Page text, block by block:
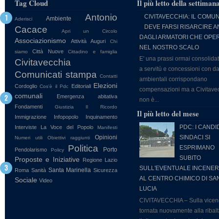
violenza,
diffamazione, ecc.) e
denunce di qualsiasi
natura - evitare di
citare nomi, fatti e
sito è soltanto uno
strumento di
informazione per
leggere e discutere gli
argomenti che
amministratori del sito
potranno in qualsiasi
momento, a loro
insindacabile giudizio,
cancellare i messaggi,
in ogni caso gli
non potranno essere
ritenuti responsabili
per eventuali
messaggi lesivi di
Tag Cloud
Aderisci Ambiente
Antonio
Cacace
Apri un Circolo
Associazionismo Attività Auguri
Chi
siamo
Città Nuove Cittadino e famiglia
Civitavecchia
Comunicati stampa
Contatti
Cordoglio Cos'è il Pdc Editoriali Elezioni
comunali
Emergenza abitativa
Fondamenti
Giustizia Il Ricordo
Immigrazione Infopopolo
Inquinamento
Interviste
La Voce del Popolo
Manifesti
Numeri utili
Obiettivi raggiunti Opinioni
Pendolarismo Policy Politica Porto
Proposte e Iniziative
Regione Lazio
Roma Sanità Santa Marinella Sicurezza
Sociale Video
Il più letto della
CIVITAVECCHIA: IL
DEVE FARSI RISARCIRE
DAGLI ARMATORI CHE
NEL NOSTRO SCALO
E' una prassi ormai
a servitù e concessioni con
ambientali corrispondano
compensazioni ma a
non è...
Il più letto del mese
PDC: I
SINDACI SI
ESPRIMANO
SUBITO
SULL'EVENTUALE
AL CENTRO CHIMICO DI
LUCIA
CIVITAVECCHIA – Sulla
tornata nuovamente alla